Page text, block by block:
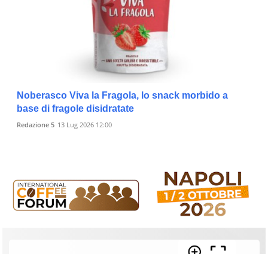
Noberasco Viva la Fragola, lo snack morbido a
base di fragole disidratate
Redazione 5 13 Lug 2026 12:00